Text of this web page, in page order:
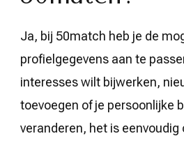
Ja, bij 50match heb je de
profielgegevens aan te
interesses wilt bijwerken,
toevoegen of je persoonlijke
veranderen, het is